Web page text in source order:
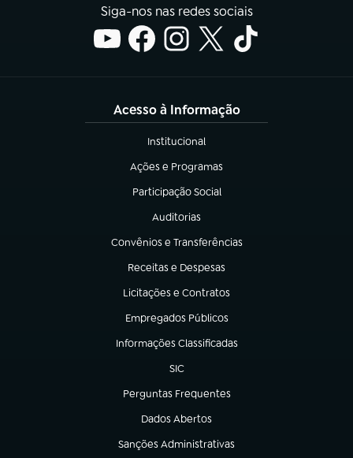
Siga-nos nas redes sociais
Acesso à Informação
Institucional
(abre em nova aba)
Ações e Programas
(abre em nova aba)
Participação Social
(abre em nova aba)
Auditorias
(abre em nova aba)
Convênios e Transferências
(abre em nova aba)
Receitas e Despesas
(abre em nova aba)
Licitações e Contratos
(abre em nova aba)
Empregados Públicos
(abre em nova aba)
Informações Classificadas
(abre em nova aba)
SIC
(abre em nova aba)
Perguntas Frequentes
(abre em nova aba)
Dados Abertos
(abre em nova aba)
Sanções Administrativas
(abre em nova aba)